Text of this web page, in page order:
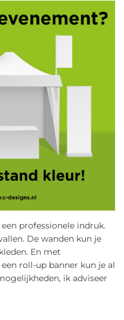
professionele indruk.
De wanden kun je
En met
roll-up banner kun je al
ik adviseer